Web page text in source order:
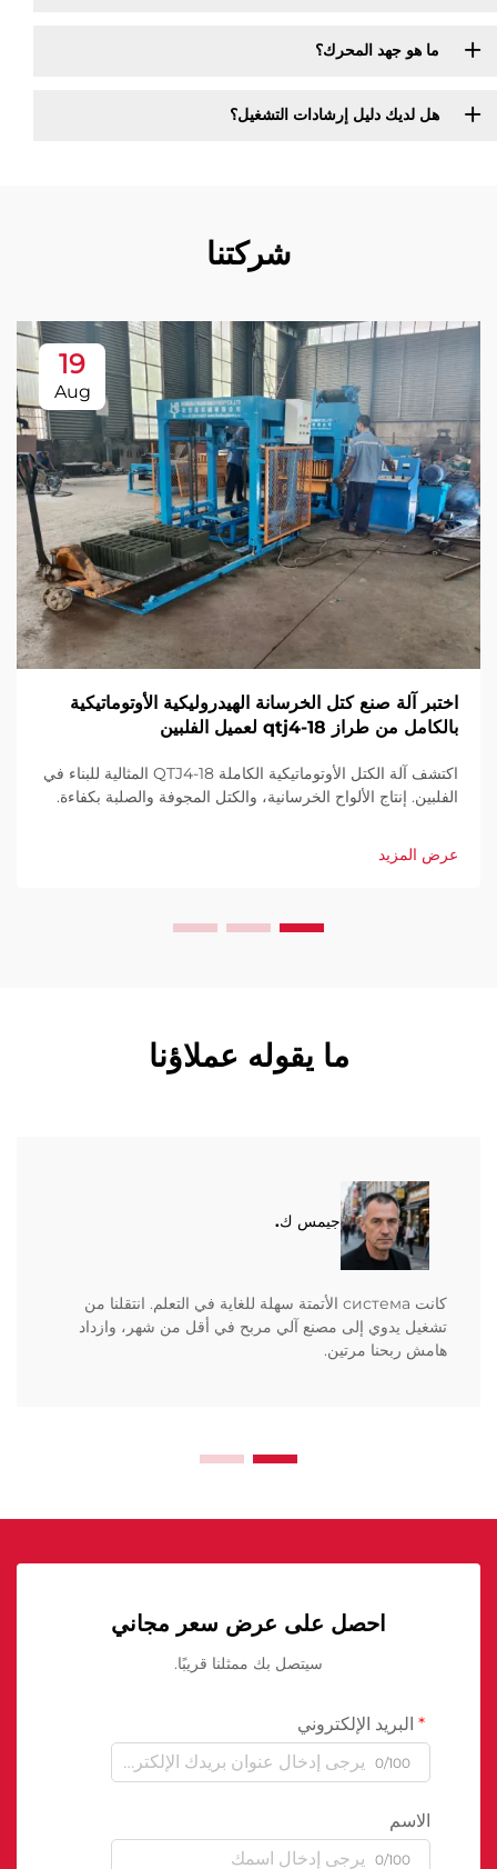
ما هو جهد المحرك؟
هل لديك دليل إرشادات التشغيل؟
شركتنا
19
Aug
اختبر آلة صنع كتل الخرسانة الهيدروليكية الأوتوماتيكية
بالكامل من طراز qtj4-18 لعميل الفلبين
اكتشف آلة الكتل الأوتوماتيكية الكاملة QTJ4-18 المثالية للبناء في
الفلبين. إنتاج الألواح الخرسانية، والكتل المجوفة والصلبة بكفاءة.
عرض المزيد
ما يقوله عملاؤنا
جيمس ك.
كانت система الأتمتة سهلة للغاية في التعلم. انتقلنا من
تشغيل يدوي إلى مصنع آلي مربح في أقل من شهر، وازداد
هامش ربحنا مرتين.
احصل على عرض سعر مجاني
سيتصل بك ممثلنا قريبًا.
البريد الإلكتروني
0/100
الاسم
0/100